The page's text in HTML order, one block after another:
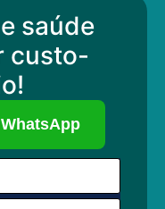
saúde
custo-